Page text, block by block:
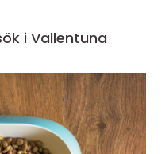
i Vallentuna